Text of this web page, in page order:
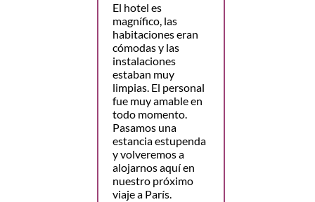
El hotel es
magnífico, las
habitaciones eran
cómodas y las
instalaciones
estaban muy
limpias. El personal
fue muy amable en
todo momento.
Pasamos una
estancia estupenda
y volveremos a
alojarnos aquí en
nuestro próximo
viaje a París.